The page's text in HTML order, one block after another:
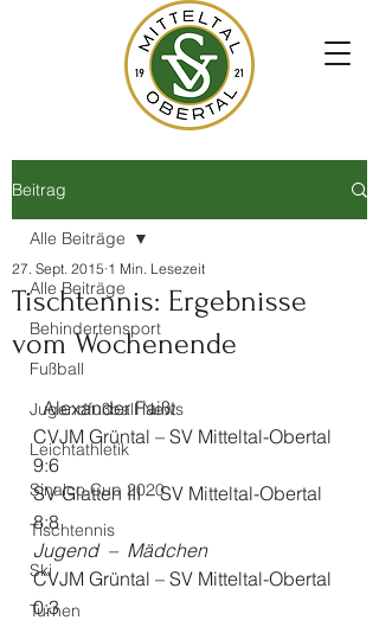
Beitrag
Alle Beiträge
Behindertensport
Fußball
Jugendfußball News
Leichtathletik
Sinalco Cup 2020
Tischtennis
Ski
Turnen
Alle Beiträge
Tischtennis: Ergebnisse
vom Wochenende
27. Sept. 2015 1 Min. Lesezeit
Alexander Faißt
CVJM Grüntal – SV Mitteltal-Obertal
9:6
SV Glatten III – SV Mitteltal-Obertal
8:8
Jugend  –  Mädchen
CVJM Grüntal – SV Mitteltal-Obertal
0:3